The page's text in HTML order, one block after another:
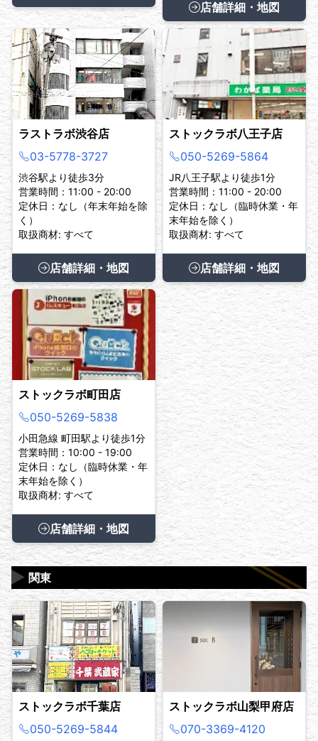
店舗詳細・地図
ラストラボ渋谷店
03-5778-3727
渋谷駅より徒歩3分
営業時間：11:00 - 20:00
定休日：なし（年末年始を除
く）
取扱商材: すべて
店舗詳細・地図
ストックラボ八王子店
050-5269-5864
JR八王子駅より徒歩1分
営業時間：11:00 - 20:00
定休日：なし（臨時休業・年
末年始を除く）
取扱商材: すべて
店舗詳細・地図
ストックラボ町田店
050-5269-5838
小田急線 町田駅より徒歩1分
営業時間：10:00 - 19:00
定休日：なし（臨時休業・年
末年始を除く）
取扱商材: すべて
店舗詳細・地図
関東
▶
ストックラボ千葉店
050-5269-5844
ストックラボ山梨甲府店
070-3369-4120